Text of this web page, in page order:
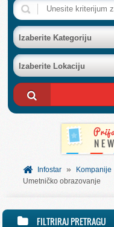
NASLOVNA
BAZA FIRMI
POSLOVNI OGLASI
AKCIJE I KATALOZI
BESPLATNI VAUČERI
SVET INFORMACIJA
Izaberite Kategoriju
Izaberite Lokaciju
Infostar » Kompanije
Umetničko obrazovanje
FILTRIRAJ PRETRAGU